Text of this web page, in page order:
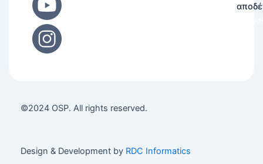
©2024 OSP. All rights reserved.
Design & Development by RDC Informatics